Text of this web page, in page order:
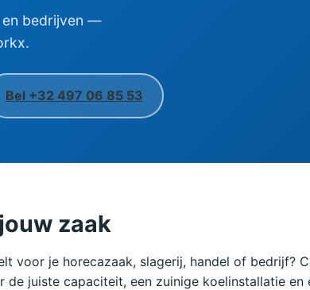
en bedrijven —
Bel +32 497 06 85 53
zaak
voor je horecazaak, slagerij, handel of bedrijf?
de juiste capaciteit, een zuinige koelinstallatie